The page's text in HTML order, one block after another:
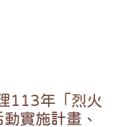
113年「烈火
實施計畫、